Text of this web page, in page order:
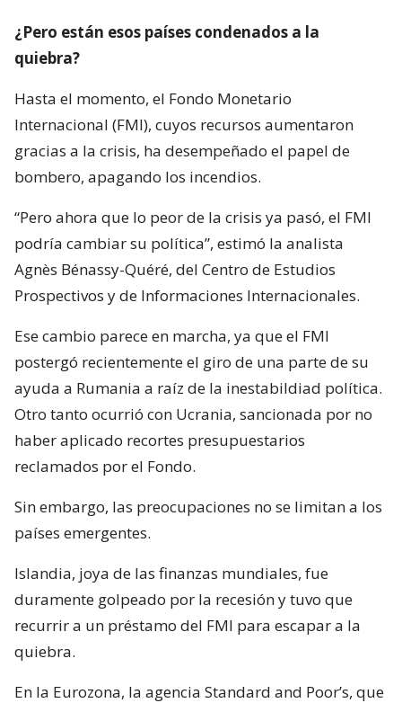
¿Pero están esos países condenados a la
quiebra?
Hasta el momento, el Fondo Monetario
Internacional (FMI), cuyos recursos aumentaron
gracias a la crisis, ha desempeñado el papel de
bombero, apagando los incendios.
“Pero ahora que lo peor de la crisis ya pasó, el FMI
podría cambiar su política”, estimó la analista
Agnès Bénassy-Quéré, del Centro de Estudios
Prospectivos y de Informaciones Internacionales.
Ese cambio parece en marcha, ya que el FMI
postergó recientemente el giro de una parte de su
ayuda a Rumania a raíz de la inestabildiad política.
Otro tanto ocurrió con Ucrania, sancionada por no
haber aplicado recortes presupuestarios
reclamados por el Fondo.
Sin embargo, las preocupaciones no se limitan a los
países emergentes.
Islandia, joya de las finanzas mundiales, fue
duramente golpeado por la recesión y tuvo que
recurrir a un préstamo del FMI para escapar a la
quiebra.
En la Eurozona, la agencia Standard and Poor’s, que